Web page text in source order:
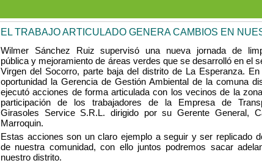
EL TRABAJO ARTICULADO GENERA CAMBIOS EN
Wilmer Sánchez Ruiz supervisó una nueva jornada de
pública y mejoramiento de áreas verdes que se desarrolló en el
Virgen del Socorro, parte baja del distrito de La Esperanza.
oportunidad la Gerencia de Gestión Ambiental de la comuna
ejecutó acciones de forma articulada con los vecinos de la
participación de los trabajadores de la Empresa de
Girasoles Service S.R.L. dirigido por su Gerente General,
Marroquin.
Estas acciones son un claro ejemplo a seguir y ser replicado
de nuestra comunidad, con ello juntos podremos sacar
nuestro distrito.